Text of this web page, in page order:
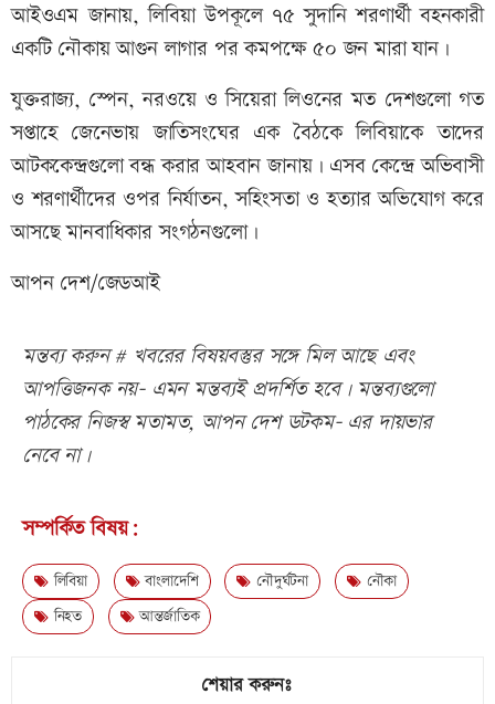
আইওএম জানায়, লিবিয়া উপকূলে ৭৫ সুদানি শরণার্থী বহনকারী
একটি নৌকায় আগুন লাগার পর কমপক্ষে ৫০ জন মারা যান।
যুক্তরাজ্য, স্পেন, নরওয়ে ও সিয়েরা লিওনের মত দেশগুলো গত
সপ্তাহে জেনেভায় জাতিসংঘের এক বৈঠকে লিবিয়াকে তাদের
আটককেন্দ্রগুলো বন্ধ করার আহবান জানায়। এসব কেন্দ্রে অভিবাসী
ও শরণার্থীদের ওপর নির্যাতন, সহিংসতা ও হত্যার অভিযোগ করে
আসছে মানবাধিকার সংগঠনগুলো।
আপন দেশ/জেডআই
মন্তব্য করুন # খবরের বিষয়বস্তুর সঙ্গে মিল আছে এবং
আপত্তিজনক নয়- এমন মন্তব্যই প্রদর্শিত হবে। মন্তব্যগুলো
পাঠকের নিজস্ব মতামত, আপন দেশ ডটকম- এর দায়ভার
নেবে না।
সম্পর্কিত বিষয়:
লিবিয়া বাংলাদেশি নৌদুর্ঘটনা
নৌকা
নিহত
আন্তর্জাতিক
শেয়ার করুনঃ